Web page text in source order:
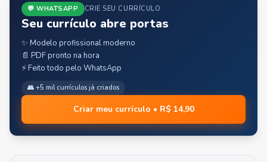
💬 WHATSAPP CRIE SEU CURRÍCULO
Seu currículo abre portas
✨ Modelo profissional moderno
📄 PDF pronto na hora
⚡ Feito todo pelo WhatsApp
👥 +5 mil currículos já criados
Criar meu currículo • R$ 14,90